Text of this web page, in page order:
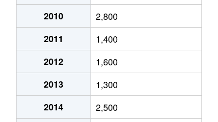
2010
2,800
2011
1,400
2012
1,600
2013
1,300
2014
2,500